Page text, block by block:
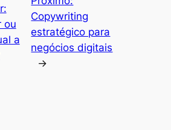
ou
a
Copywriting
estratégico para
negócios digitais
→